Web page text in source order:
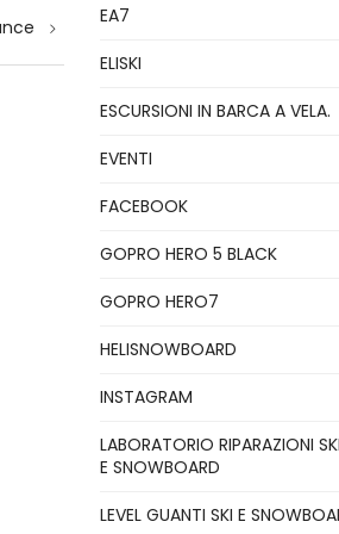
EA7
ELISKI
ESCURSIONI IN BARCA A VELA.
EVENTI
FACEBOOK
GOPRO HERO 5 BLACK
GOPRO HERO7
HELISNOWBOARD
INSTAGRAM
LABORATORIO RIPARAZIONI
E SNOWBOARD
LEVEL GUANTI SKI E